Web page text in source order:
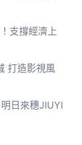
支撐經濟上
打造影視風
日來穗JIUYI